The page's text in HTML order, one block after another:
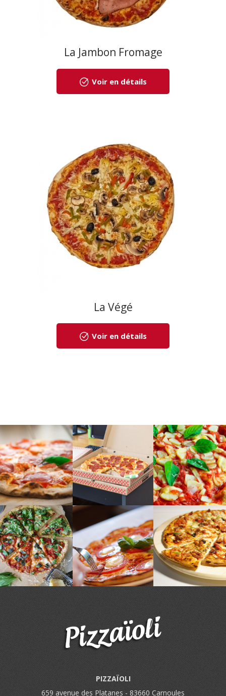
La Jambon Fromage
Voir en détails
La Végé
Voir en détails
PIZZAÏOLI
659 avenue des Platanes - 83660 Carnoules